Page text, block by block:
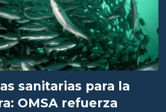
sanitarias para la
OMSA refuerza